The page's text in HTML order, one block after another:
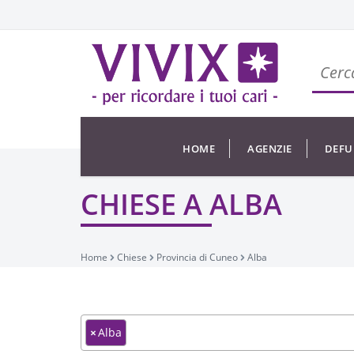
HOME AGENZIE
CHIESE A ALBA
Home Chiese Provincia di Cuneo Alba
×Alba